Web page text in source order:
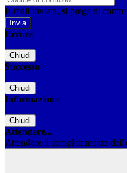
E-mail inviata, si prega di
Errore
Chiudi
Successo
Chiudi
Informazione
Chiudi
Attendere...
Attendere il completamento